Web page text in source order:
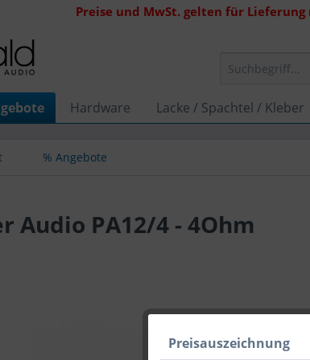
Preise und MwSt. gelten für
Hardware Lacke / Spachtel / Kleber
% Angebote
Audio PA12/4 - 4Ohm
Preisauszeichnung